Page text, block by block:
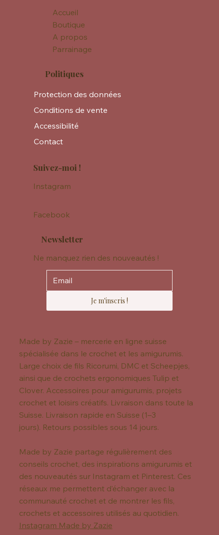
Accueil
Boutique
A propos
Parrainage
Politiques
Protection des données
Conditions de vente
Accessibilité
Contact
Suivez-moi !
Instagram
Facebook
Newsletter
Ne manquez rien des nouveautés !
Je m'inscris !
Made by Zazie – mercerie en ligne suisse
spécialisée dans le crochet et les amigurumis.
Large choix de fils Ricorumi, DMC et Scheepjes,
ainsi que de crochets ergonomiques Tulip et
Clover. Accessoires pour amigurumis, projets
crochet et loisirs créatifs. Livraison dans toute la
Suisse. Livraison rapide en Suisse (1–3
jours). Retours possibles sous 14 jours.
Made by Zazie partage régulièrement des
conseils crochet, des inspirations amigurumis et
des nouveautés sur Instagram et Pinterest. Ces
réseaux me permettent d’échanger avec la
communauté crochet et de montrer les fils,
crochets et accessoires utilisés au quotidien.
Instagram Made by Zazie